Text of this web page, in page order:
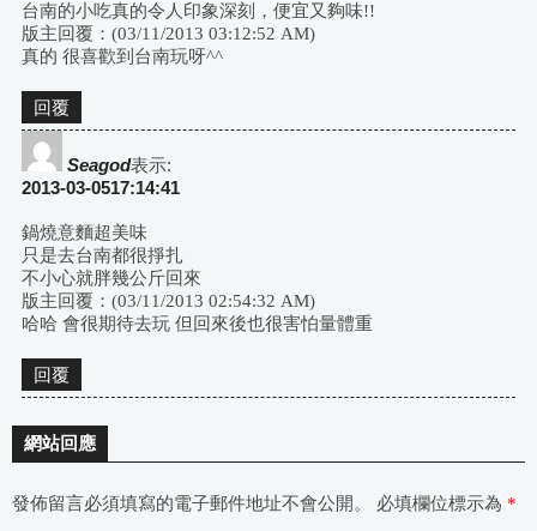
台南的小吃真的令人印象深刻，便宜又夠味!!
版主回覆：(03/11/2013 03:12:52 AM)
真的 很喜歡到台南玩呀^^
回覆
Seagod表示:
2013-03-0517:14:41
鍋燒意麵超美味
只是去台南都很掙扎
不小心就胖幾公斤回來
版主回覆：(03/11/2013 02:54:32 AM)
哈哈 會很期待去玩 但回來後也很害怕量體重
回覆
網站回應
發佈留言必須填寫的電子郵件地址不會公開。 必填欄位標示為 *